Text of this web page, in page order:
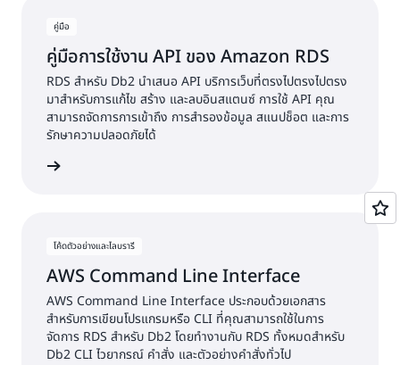
คู่มือ
คู่มือการใช้งาน API ของ Amazon RDS
RDS สำหรับ Db2 นำเสนอ API บริการเว็บที่ตรงไปตรงไปตรง
มาสำหรับการแก้ไข สร้าง และลบอินสแตนซ์ การใช้ API คุณ
สามารถจัดการการเข้าถึง การสำรองข้อมูล สแนปช็อต และการ
รักษาความปลอดภัยได้
โค้ดตัวอย่างและไลบรารี
AWS Command Line Interface
AWS Command Line Interface ประกอบด้วยเอกสาร
สำหรับการเขียนโปรแกรมหรือ CLI ที่คุณสามารถใช้ในการ
จัดการ RDS สำหรับ Db2 โดยทำงานกับ RDS ทั้งหมดสำหรับ
Db2 CLI ไวยากรณ์ คำสั่ง และตัวอย่างคำสั่งทั่วไป